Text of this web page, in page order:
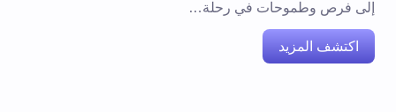
إلى فرص وطموحات في رحلة…
اكتشف المزيد